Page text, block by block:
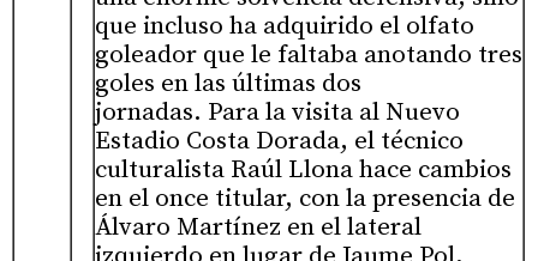
que incluso ha adquirido el olfato
goleador que le faltaba anotando tres
goles en las últimas dos
jornadas. Para la visita al Nuevo
Estadio Costa Dorada, el técnico
culturalista Raúl Llona hace cambios
en el once titular, con la presencia de
Álvaro Martínez en el lateral